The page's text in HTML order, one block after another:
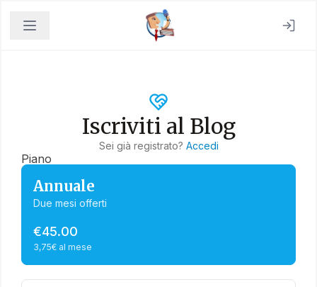
Iscriviti al Blog
Sei già registrato? Accedi
Piano
Annuale
Due mesi offerti
€45.00
3,75€ al mese